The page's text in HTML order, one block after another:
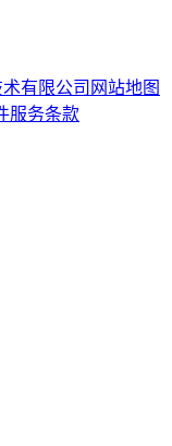
有限公司 网站地图
服务条款